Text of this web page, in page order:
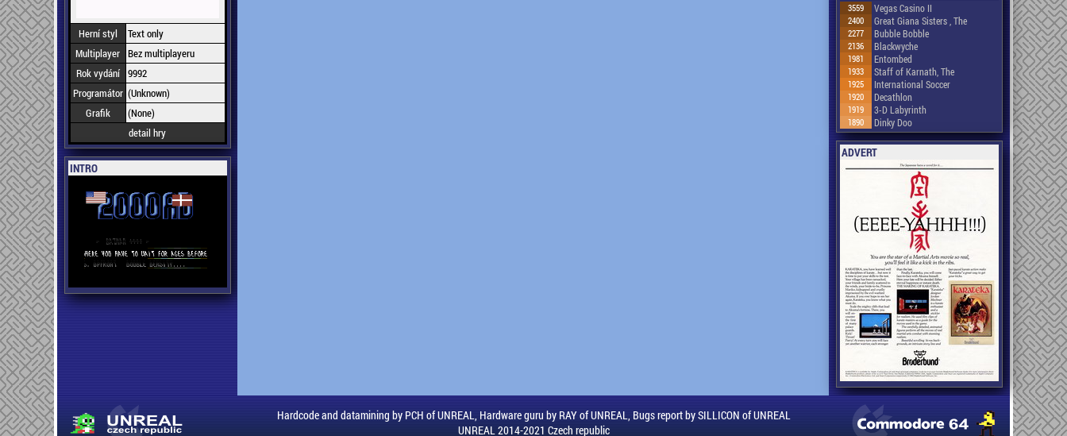
Herní styl
Text only
Multiplayer Bez multiplayeru
Rok vydání 9992
Programátor (Unknown)
Grafik
(None)
detail hry
INTRO
3559 Vegas Casino II
2400 Great Giana Sisters , The
2277 Bubble Bobble
2136 Blackwyche
1981 Entombed
1933 Staff of Karnath, The
1925 International Soccer
1920 Decathlon
1919 3-D Labyrinth
1890 Dinky Doo
ADVERT
Hardcode and datamining by PCH of UNREAL, Hardware guru by RAY of UNREAL, Bugs report by SILLICON of UNREAL
UNREAL 2014-2021 Czech republic